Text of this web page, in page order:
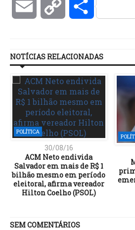
Email Copy
NOTÍCIAS RELACIONADAS
POLÍTICA
30/08/16
ACM Neto endivida
Salvador em mais de R$ 1
bilhão mesmo em período
eleitoral, afirma vereador
Hilton Coelho (PSOL)
SEM COMENTÁRIOS